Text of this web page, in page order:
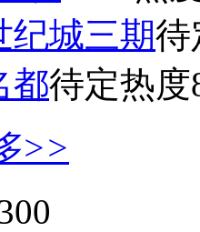
纪城三期待
都待定热度
>>